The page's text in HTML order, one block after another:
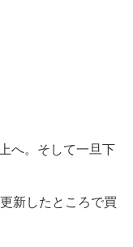
へ。そして一旦下
新したところで買